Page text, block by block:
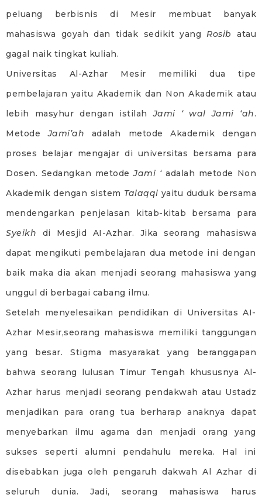
peluang berbisnis di Mesir membuat banyak
mahasiswa goyah dan tidak sedikit yangRosib
atau
gagal naik tingkat kuliah.
Universitas Al-Azhar Mesir memiliki dua tipe
pembelajaran yaitu Akademik dan Non Akademik atau
lebih masyhur dengan istilahJami ‘ wal Jami ‘ah.
MetodeJami’ah adalah metode Akademik dengan
proses belajar mengajar di universitas bersama para
Dosen. Sedangkan metodeJami ‘adalah metode Non
Akademik dengan sistem Talaqqi yaitu duduk bersama
mendengarkan penjelasan kitab-kitab bersama para
Syeikh di Mesjid AI-Azhar. Jika seorang mahasiswa
dapat mengikuti pembelajaran dua metode ini dengan
baik maka dia akan menjadi seorang mahasiswa yang
unggul di berbagai cabang ilmu.
Setelah menyelesaikan pendidikan di Universitas AI-
Azhar Mesir,seorang mahasiswa memiliki tanggungan
yang besar. Stigma masyarakat yang beranggapan
bahwa seorang lulusan Timur Tengah khususnya Al-
Azhar harus menjadi seorang pendakwah atau Ustadz
menjadikan para orang tua berharap anaknya dapat
menyebarkan ilmu agama dan menjadi orang yang
sukses seperti alumni pendahulu mereka. Hal ini
disebabkan juga oleh pengaruh dakwah Al Azhar di
seluruh dunia. Jadi, seorang mahasiswa harus